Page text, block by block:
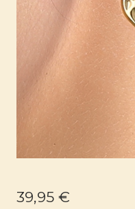
39,95 €